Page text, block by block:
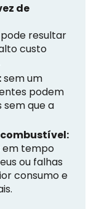
de
resultar
custo
sem um
podem
que a
em tempo
ou falhas
consumo e